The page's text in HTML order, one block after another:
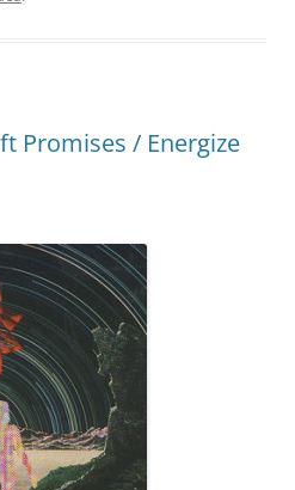
Promises / Energize